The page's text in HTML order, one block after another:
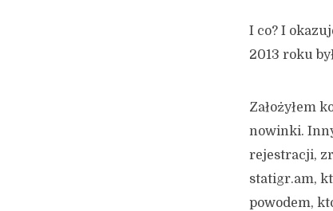
I co? I
2013 roku
Założyłem
nowinki.
rejestracji,
statigr.am,
powodem,